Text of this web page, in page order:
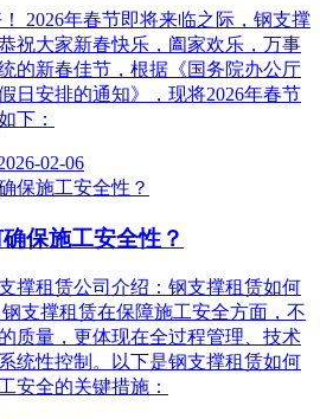
2026年春节即将来临之际，钢支撑
祝大家新春快乐，阖家欢乐，万事
的新春佳节，根据《国务院办公厅
日安排的通知》，现将2026年春节
下：
02-06
保施工安全性？
撑租赁公司介绍：钢支撑租赁如何
支撑租赁在保障施工安全方面，不
质量，更体现在全过程管理、技术
统性控制。以下是钢支撑租赁如何
安全的关键措施：